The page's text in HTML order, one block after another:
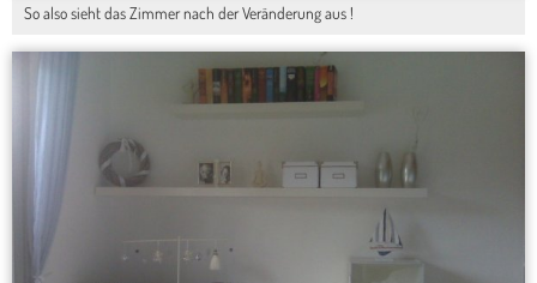
So also sieht das Zimmer nach der Veränderung aus !